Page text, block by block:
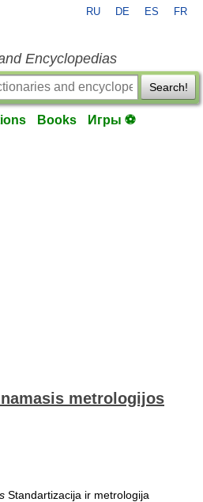
RU DE ES FR
Encyclopedias
Search!
Books Игры ⚽
metrologijos
Standartizacija ir metrologija